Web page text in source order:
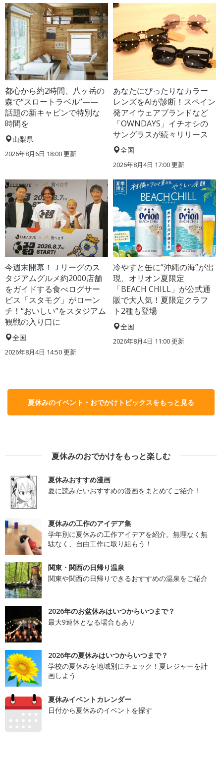
都心から約2時間、八ヶ岳の
森で“スロートラベル”——
話題の新キャビンで特別な
時間を
山梨県
2026年8月6日 18:00更新
あなたにぴったりなカラー
レンズをAIが診断！スペイン
発アイウェアブランドなど
「OWNDAYS」イチオシの
サングラスが続々リリース
全国
2026年8月4日 17:00更新
今週末開幕！Ｊリーグのス
タジアムグルメ約2000店舗
をガイドする食べログサー
ビス「スタモグ」がローン
チ！“おいしい”をスタジアム
観戦の入り口に
全国
2026年8月4日 14:50更新
冷やすと缶に“沖縄の海”が出
現、オリオン夏限定
「BEACH CHILL」が公式通
販で大人気！夏限定クラフ
ト2種も登場
全国
2026年8月4日 11:00更新
夏休みのイベント・おでかけトピックスをもっと見る
夏休みのおでかけをもっと楽しむ
夏休みおすすめ漫画
夏に読みたいおすすめの漫画をまとめてご紹介！
夏休みの工作のアイデア集
学年別に夏休みの工作アイデアを紹介。無理なく無
駄なく、自由工作に取り組もう！
関東・関西の日帰り温泉
関東や関西の日帰りできるおすすめの温泉をご紹介
2026年のお盆休みはいつからいつまで？
最大9連休となる場合もあり
2026年の夏休みはいつからいつまで？
学校の夏休みを地域別にチェック！夏レジャーを計
画しよう
夏休みイベントカレンダー
日付から夏休みのイベントを探す